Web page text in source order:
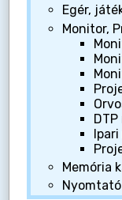
Egér,
Monitor,
Memória
Nyomtató